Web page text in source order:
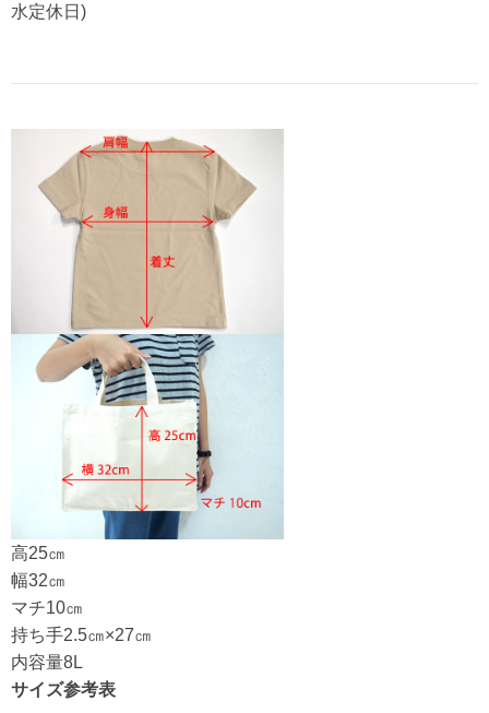
水定休日)
高25㎝
幅32㎝
マチ10㎝
持ち手2.5㎝×27㎝
内容量8L
サイズ参考表